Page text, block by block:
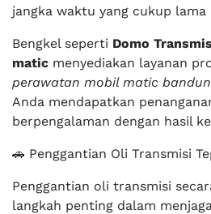
jangka waktu yang cukup lama
Bengkel seperti Domo
matic menyediakan layanan
perawatan mobil matic
Anda mendapatkan
berpengalaman dengan hasil
🚗 Penggantian Oli Transmisi
Penggantian oli transmisi
langkah penting dalam